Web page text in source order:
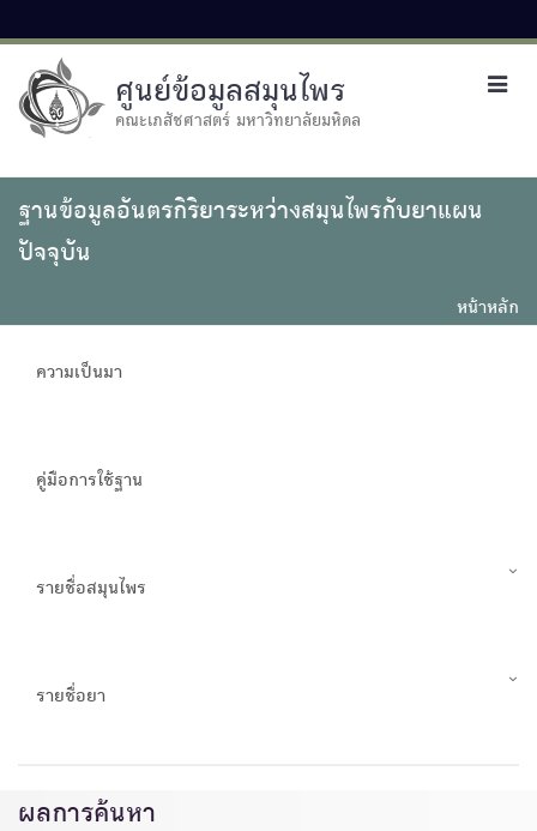
ศูนย์ข้อมูลสมุนไพร
คณะเภสัชศาสตร์ มหาวิทยาลัยมหิดล
ฐานข้อมูลอันตรกิริยาระหว่างสมุนไพรกับยาแผน
ปัจจุบัน
หน้าหลัก
ความเป็นมา
คู่มือการใช้ฐาน
รายชื่อสมุนไพร
รายชื่อยา
ผลการค้นหา